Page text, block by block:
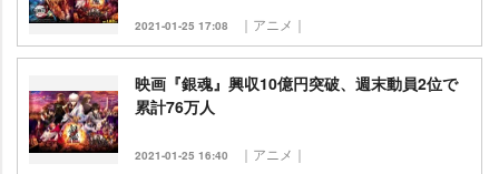
2021-01-25 17:08 ｜アニメ｜
映画『銀魂』興収10億円突破、週末動員2位で
累計76万人
2021-01-25 16:40 ｜アニメ｜